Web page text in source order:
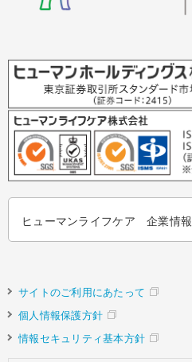
ヒューマンライフケア 企業情報
サイトのご利用にあたって
個人情報保護方針
情報セキュリティ基本方針